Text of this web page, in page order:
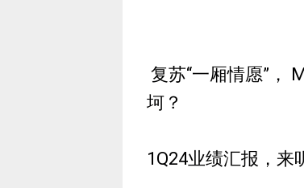
复苏“一厢情愿”，
坷？
1Q24业绩汇报，来